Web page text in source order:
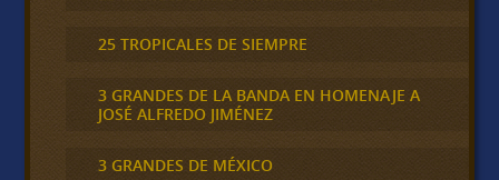
25 TROPICALES DE SIEMPRE
3 GRANDES DE LA BANDA EN HOMENAJE A
JOSÉ ALFREDO JIMÉNEZ
3 GRANDES DE MÉXICO